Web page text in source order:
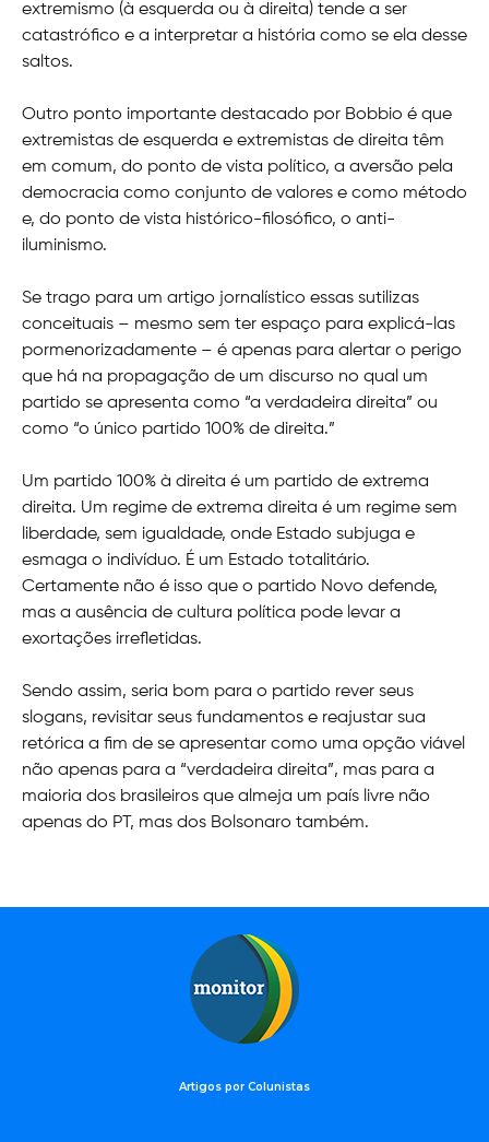
extremismo (à esquerda ou à direita) tende a ser
catastrófico e a interpretar a história como se ela desse
saltos.
Outro ponto importante destacado por Bobbio é que
extremistas de esquerda e extremistas de direita têm
em comum, do ponto de vista político, a aversão pela
democracia como conjunto de valores e como método
e, do ponto de vista histórico-filosófico, o anti-
iluminismo.
Se trago para um artigo jornalístico essas sutilizas
conceituais – mesmo sem ter espaço para explicá-las
pormenorizadamente – é apenas para alertar o perigo
que há na propagação de um discurso no qual um
partido se apresenta como “a verdadeira direita” ou
como “o único partido 100% de direita.”
Um partido 100% à direita é um partido de extrema
direita. Um regime de extrema direita é um regime sem
liberdade, sem igualdade, onde Estado subjuga e
esmaga o indivíduo. É um Estado totalitário.
Certamente não é isso que o partido Novo defende,
mas a ausência de cultura política pode levar a
exortações irrefletidas.
Sendo assim, seria bom para o partido rever seus
slogans, revisitar seus fundamentos e reajustar sua
retórica a fim de se apresentar como uma opção viável
não apenas para a “verdadeira direita”, mas para a
maioria dos brasileiros que almeja um país livre não
apenas do PT, mas dos Bolsonaro também.
Artigos por Colunistas